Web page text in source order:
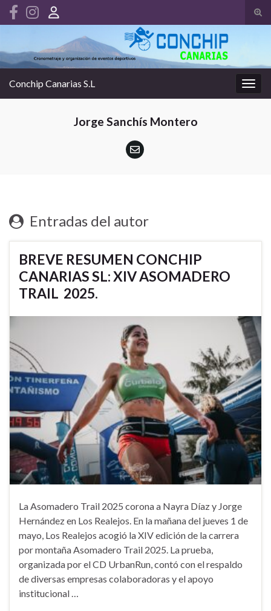
el
Search for:
la
Conchip Canarias S.L
Jorge Sanchís Montero
Entradas del autor
BREVE RESUMEN CONCHIP
CANARIAS SL: XIV ASOMADERO
TRAIL 2025.
La Asomadero Trail 2025 corona a Nayra Díaz y Jorge
Hernández en Los Realejos. En la mañana del jueves 1 de
mayo, Los Realejos acogió la XIV edición de la carrera
por montaña Asomadero Trail 2025. La prueba,
organizada por el CD UrbanRun, contó con el respaldo
de diversas empresas colaboradoras y el apoyo
institucional …